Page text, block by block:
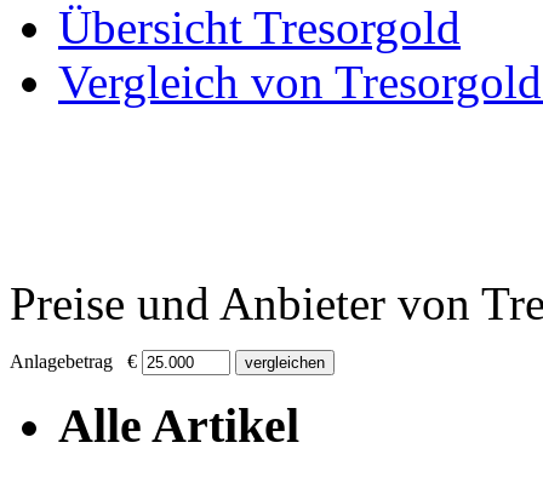
Übersicht Tresorgold
Vergleich von
Preise und Anbieter von
Anlagebetrag €
Alle Artikel